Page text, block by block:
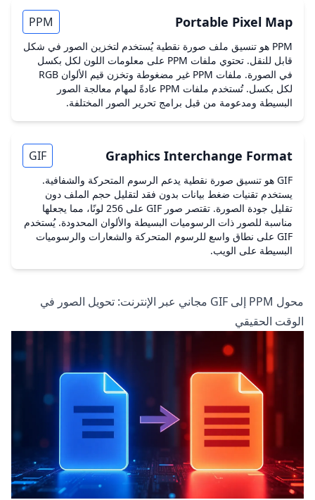
Portable Pixel Map
PPM
PPM هو تنسيق ملف صورة نقطية يُستخدم لتخزين الصور في شكل
قابل للنقل. تحتوي ملفات PPM على معلومات اللون لكل بكسل
في الصورة. ملفات PPM غير مضغوطة وتخزن قيم الألوان RGB
لكل بكسل. تُستخدم ملفات PPM عادةً لمهام معالجة الصور
البسيطة ومدعومة من قبل برامج تحرير الصور المختلفة.
Graphics Interchange Format
GIF
GIF هو تنسيق صورة نقطية يدعم الرسوم المتحركة والشفافية.
يستخدم تقنيات ضغط بيانات بدون فقد لتقليل حجم الملف دون
تقليل جودة الصورة. تقتصر صور GIF على 256 لونًا، مما يجعلها
مناسبة للصور ذات الرسوميات البسيطة والألوان المحدودة. يُستخدم
GIF على نطاق واسع للرسوم المتحركة والشعارات والرسوميات
البسيطة على الويب.
محول PPM إلى GIF مجاني عبر الإنترنت: تحويل الصور في
الوقت الحقيقي